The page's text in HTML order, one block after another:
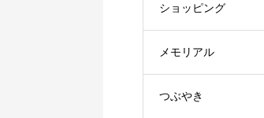
ショッピング
メモリアル
つぶやき